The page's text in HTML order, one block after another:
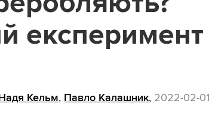
експеримент
Кельм, Павло Калашник, 2022-02-01